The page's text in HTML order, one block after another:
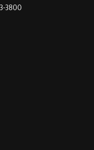
3800